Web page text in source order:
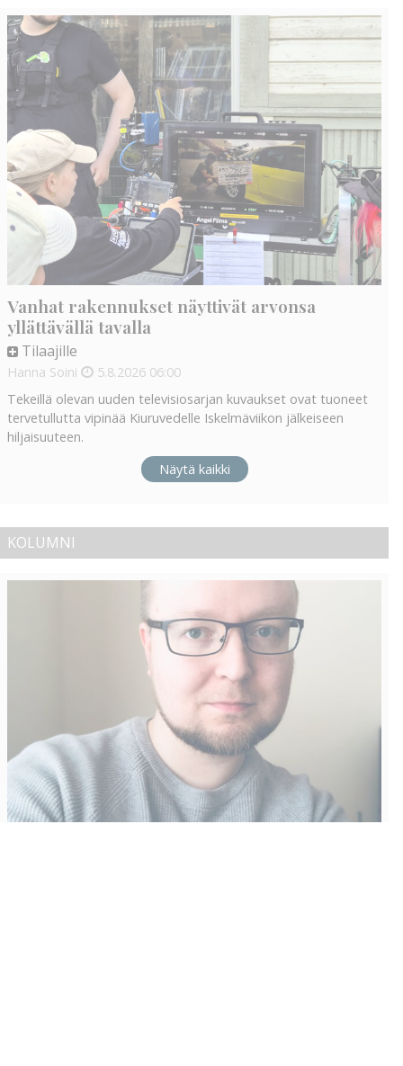
Vanhat rakennukset näyttivät arvonsa
yllättävällä tavalla
Tilaajille
Hanna Soini 5.8.2026 06:00
Tekeillä olevan uuden televisiosarjan kuvaukset ovat tuoneet
tervetullutta vipinää Kiuruvedelle Iskelmäviikon jälkeiseen
hiljaisuuteen.
Näytä kaikki
KOLUMNI